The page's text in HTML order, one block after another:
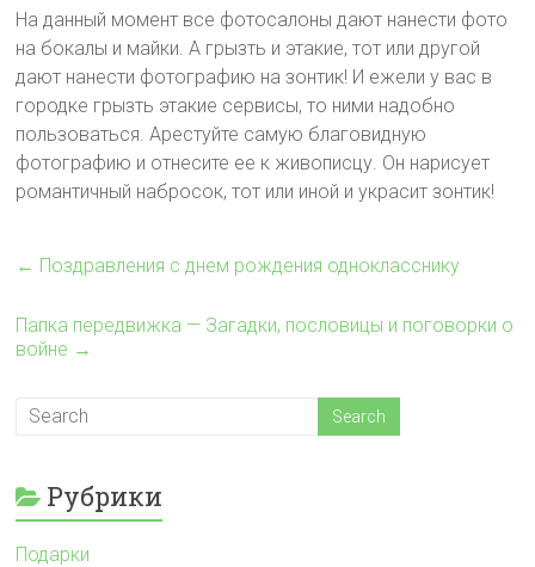
На данный момент все фотосалоны дают нанести фото
на бокалы и майки. А грызть и этакие, тот или другой
дают нанести фотографию на зонтик! И ежели у вас в
городке грызть этакие сервисы, то ними надобно
пользоваться. Арестуйте самую благовидную
фотографию и отнесите ее к живописцу. Он нарисует
романтичный набросок, тот или иной и украсит зонтик!
← Поздравления с днем рождения однокласснику
Папка передвижка — Загадки, пословицы и поговорки о
войне →
Рубрики
Подарки